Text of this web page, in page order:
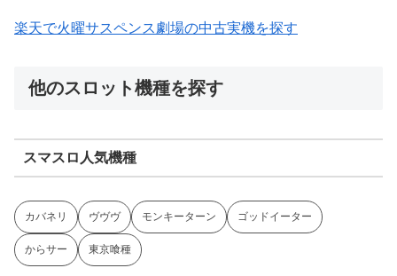
楽天で火曜サスペンス劇場の中古実機を探す
他のスロット機種を探す
スマスロ人気機種
カバネリ ヴヴヴ モンキーターン ゴッドイーター
からサー 東京喰種